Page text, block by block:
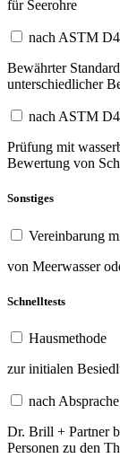
für Seerohre
nach ASTM
Bewährter
unterschiedlicher
nach ASTM
Prüfung mit
Bewertung von
Sonstiges
Vereinbarung
von Meerwasser
Schnelltests
Hausmethode
zur initialen
nach Absprache
Dr. Brill + Partner
Personen zu den